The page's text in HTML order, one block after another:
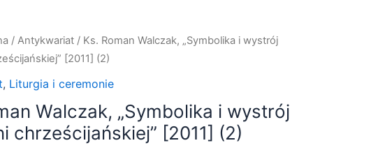
/Antykwariat / Ks. Roman Walczak, „Symbolika i wystrój
[2011] (2)
, Liturgia i ceremonie
Walczak, „Symbolika i wystrój
chrześcijańskiej” [2011] (2)